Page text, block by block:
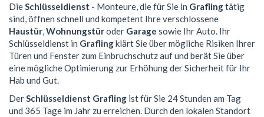
DieSchlüsseldienst - Monteure, die für Sie in Graflingtätig
sind, öffnen schnell und kompetent Ihre verschlossene
Haustür,Wohnungstüroder Garage sowie Ihr Auto. Ihr
Schlüsseldienst in Graflingklärt Sie über mögliche Risiken Ihrer
Türen und Fenster zum Einbruchschutz auf und berät Sie über
eine mögliche Optimierung zur Erhöhung der Sicherheit für Ihr
Hab und Gut.
DerSchlüsseldienst Grafling ist für Sie 24 Stunden am Tag
und 365 Tage im Jahr zu erreichen. Durch den lokalen Standort